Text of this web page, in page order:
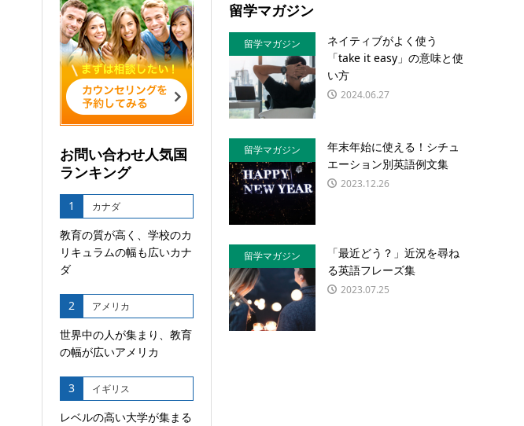
お問い合わせ人気国
ランキング
1 カナダ
教育の質が高く、学校のカ
リキュラムの幅も広いカナ
ダ
2 アメリカ
世界中の人が集まり、教育
の幅が広いアメリカ
3 イギリス
レベルの高い大学が集まる
留学マガジン
留学マガジン
ネイティブがよく使う
「take it easy」の意味と使
い方
2024.06.27
留学マガジン
年末年始に使える！シチュ
エーション別英語例文集
2023.12.26
留学マガジン
「最近どう？」近況を尋ね
る英語フレーズ集
2023.07.25